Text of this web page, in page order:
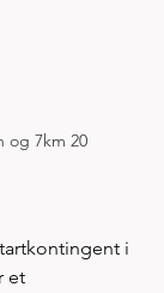
og 7km 20
i
et